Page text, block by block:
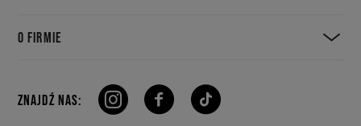
O FIRMIE
ZNAJDŹ NAS: